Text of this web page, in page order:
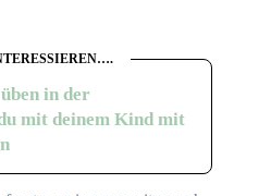
in der
mit deinem Kind mit